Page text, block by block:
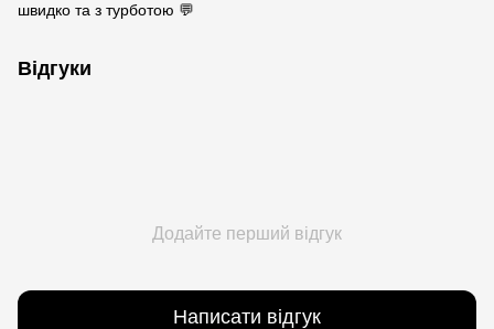
швидко та з турботою 💬
Відгуки
Додайте перший відгук
Написати відгук